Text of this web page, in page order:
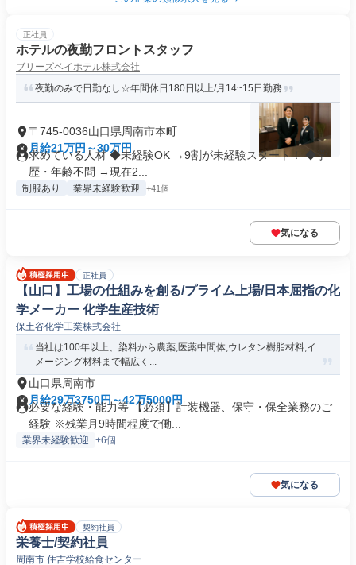
正社員
ホテルの夜勤フロントスタッフ
ブリーズベイホテル株式会社
夜勤のみで日勤なし☆年間休日180日以上/月14~15日勤務
〒745-0036山口県周南市本町
月給21万円～30万円
求めている人材 ◆未経験OK →9割が未経験スタート！ ◆学
歴・年齢不問 →現在2...
制服あり 業界未経験歓迎 +41個
気になる
正社員
【山口】工場の仕組みを創る/プライム上場/日本屈指の化
学メーカー 化学生産技術
保土谷化学工業株式会社
当社は100年以上、染料から農薬,医薬中間体,ウレタン樹脂材料,イ
メージング材料まで幅広く...
山口県周南市
月給29万3750円～42万5000円
必要な経験・能力等 【必須】計装機器、保守・保全業務のご
経験 ※残業月9時間程度で働...
業界未経験歓迎 +6個
気になる
契約社員
栄養士/契約社員
周南市 住吉学校給食センター